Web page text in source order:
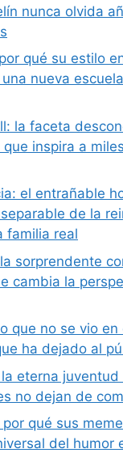
nunca olvida
qué su estilo
nueva
la faceta
inspira a
el entrañable
de la
familia real
sorprendente
cambia la
que no se vio
ha dejado al
eterna
no dejan de
qué sus
del humor